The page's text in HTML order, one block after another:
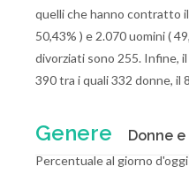
quelli che hanno contratto
50,43% ) e 2.070 uomini (
divorziati sono 255. Infine,
390 tra i quali 332 donne, il
Genere Donne
Percentuale al giorno